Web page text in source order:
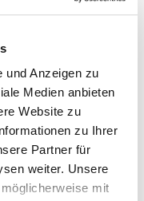
und Anzeigen zu
Medien anbieten
Website zu
zu Ihrer
Partner für
weiter. Unsere
mit
verschlägt es
Nahen einer
wird bei
sondern ist
das Buch
leer wie das
Land die Seele
Roman neu